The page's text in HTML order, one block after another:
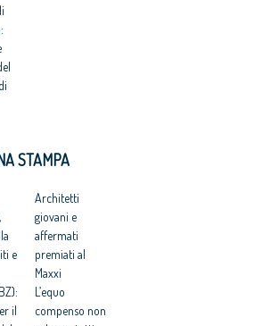
e
il
il
“la
STAMPA
e
il
Architetti
giovani e
affermati
premiati al
Maxxi
L’equo
compenso non